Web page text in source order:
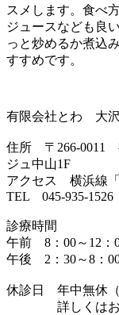
スメします。食べ
ジュースなども良
っと炒めるか煮込
すすめです。
有限会社とわ 大
住所 〒266-0011
ジュ中山1F
アクセス 横浜線
TEL 045-935-1526
診療時間
午前 8：00～12：
午後 2：30～8：
休診日 年中無休（
詳しくはお知